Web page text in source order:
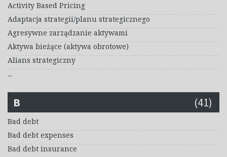
Activity Based Pricing
Adaptacja strategii/planu strategicznego
Agresywne zarządzanie aktywami
Aktywa bieżące (aktywa obrotowe)
Alians strategiczny
...
B (41)
Bad debt
Bad debt expenses
Bad debt insurance